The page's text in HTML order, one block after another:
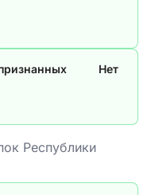
Нет
Республики